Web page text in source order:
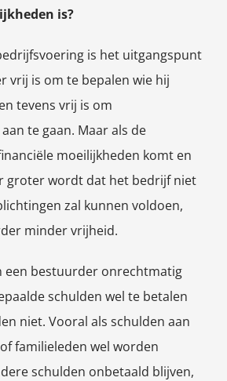
is?
is het uitgangspunt
vrij is om te bepalen wie hij
tevens vrij is om
te gaan. Maar als de
moeilijkheden komt en
groter wordt dat het bedrijf niet
zal kunnen voldoen,
minder vrijheid.
een bestuurder onrechtmatig
schulden wel te betalen
niet. Vooral als schulden aan
familieleden wel worden
schulden onbetaald blijven,